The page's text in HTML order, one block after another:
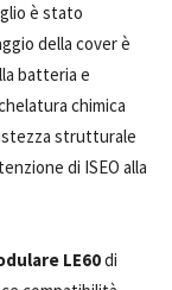
è stato
della cover è
batteria e
chimica
strutturale
di ISEO alla
LE60di